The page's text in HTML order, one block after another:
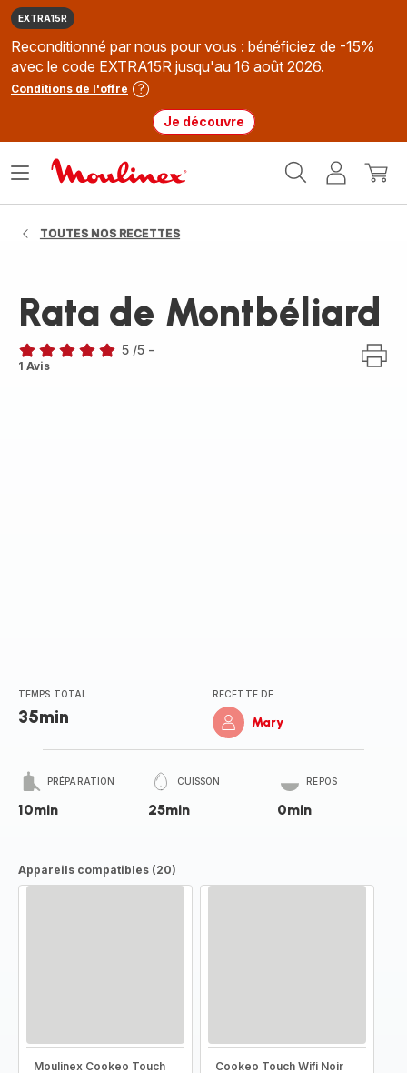
EXTRA15R
Reconditionné par nous pour vous : bénéficiez de -15%
avec le code EXTRA15R jusqu'au 16 août 2026.
Conditions de l'offre
Je découvre
MonMon
Ouvrir
TOUTES NOS RECETTES
Rata de Montbéliard
Avis
5 /5 -
1 Avis
TEMPS TOTAL
35min
RECETTE DE
Mary
PRÉPARATION
10min
CUISSON
25min
REPOS
0min
Appareils compatibles (20)
Moulinex Cookeo Touch
Cookeo Touch Wifi Noir